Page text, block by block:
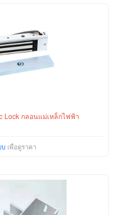
Lock กลอนแม่เหล็กไฟฟ้า
บเพื่อดูราคา